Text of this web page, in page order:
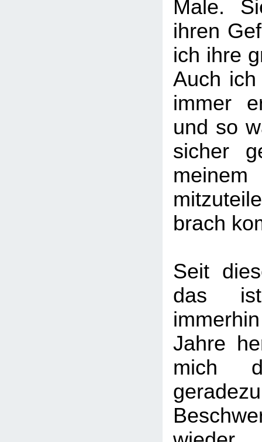
Male.
ihren
ich ihre
Auch
immer
und so
sicher
brach
Seit
das ist
Jahre
mich